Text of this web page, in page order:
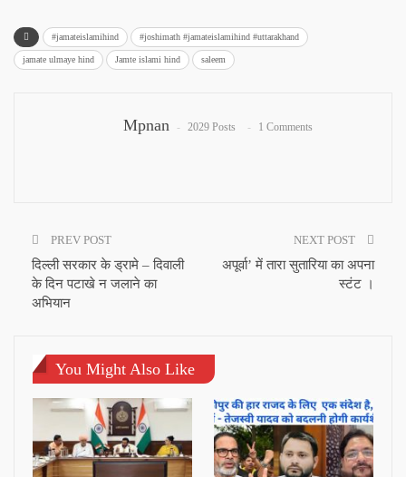
#jamateislamihind #joshimath #jamateislamihind #uttarakhand
jamate ulmaye hind Jamte islami hind saleem
Mpnan 2029 Posts 1 Comments
PREV POST
दिल्ली सरकार के ड्रामे – दिवाली
के दिन पटाखे न जलाने का
अभियान
NEXT POST
अपूर्वा’ में तारा सुतारिया का अपना
स्टंट ।
You Might Also Like